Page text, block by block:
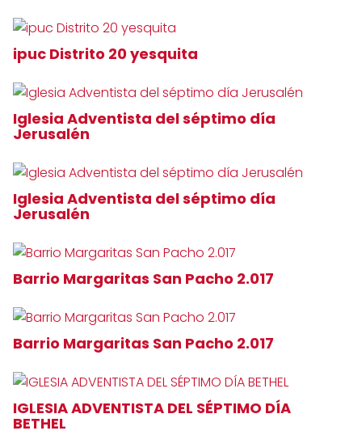
ipuc Distrito 20 yesquita
Iglesia Adventista del séptimo día
Jerusalén
Iglesia Adventista del séptimo día
Jerusalén
Barrio Margaritas San Pacho 2.017
Barrio Margaritas San Pacho 2.017
IGLESIA ADVENTISTA DEL SÉPTIMO DÍA
BETHEL